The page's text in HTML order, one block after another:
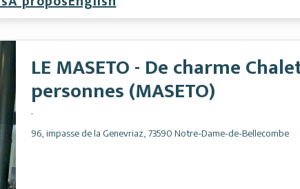
LE MASETO - De charme
personnes (MASETO)
.
96, impasse de la Genevriaz 73590 Notre-Dame-de-Bellecombe